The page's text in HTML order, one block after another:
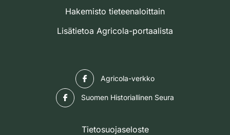
Hakemisto tieteenaloittain
Lisätietoa Agricola-portaalista
Agricola-verkko
Suomen Historiallinen Seura
Tietosuojaseloste